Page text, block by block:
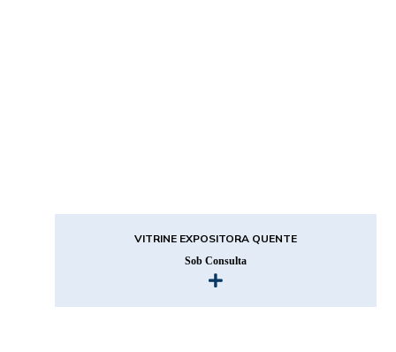
VITRINE EXPOSITORA QUENTE
Sob Consulta